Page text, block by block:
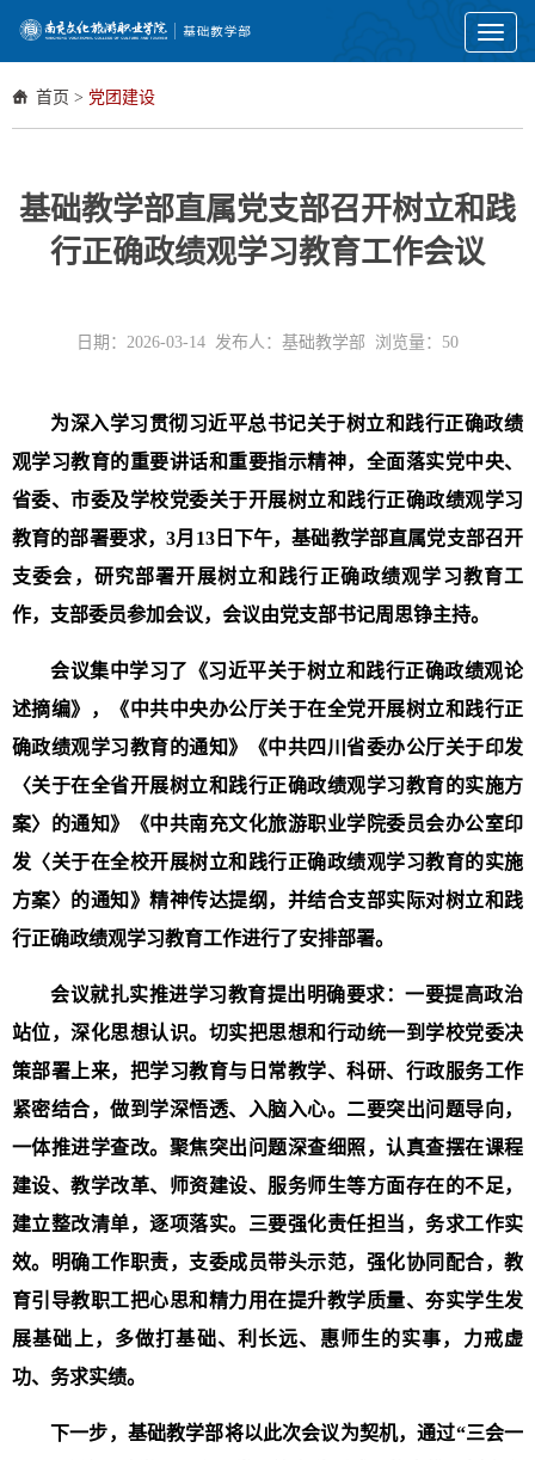
Toggle
首页 > 党团建设
基础教学部直属党支部召开树立和践
行正确政绩观学习教育工作会议
日期：2026-03-14 发布人：基础教学部 浏览量： 50
为深入学习贯彻习近平总书记关于树立和践行正确政绩
观学习教育的重要讲话和重要指示精神，全面落实党中央、
省委、市委及学校党委关于开展树立和践行正确政绩观学习
教育的部署要求，3月13日 下午，基础教学部直属党支部召开
支委会 ，研究部署开展树立和践行正确政绩观学习教育工
作，支部委员参加会议，会议由党支部书记周思铮主持。
会议集中学习了《习近平关于树立和践行正确政绩观论
述摘编》，《中共中央办公厅关于在全党开展树立和践行正
确政绩观学习教育的通知》《中共四川省委办公厅关于印发
〈关于在全省开展树立和践行正确政绩观学习教育的实施方
案〉的通知》《中共南充文化旅游职业学院委员会办公室印
发〈关于在全校开展树立和践行正确政绩观学习教育的实施
方案〉的通知》精神传达提纲，并结合支部实际对树立和践
行正确政绩观学习教育工作进行了安排部署。
会议就扎实推进学习教育提出明确要求：一要提高政治
站位，深化思想认识。切实把思想和行动统一到学校党委决
策部署上来，把学习教育与日常教学、科研、行政服务工作
紧密结合，做到学深悟透、入脑入心。二要突出问题导向，
一体推进学查改。聚焦突出问题深查细照，认真查摆在课程
建设、教学改革、师资建设、服务师生等方面存在的不足，
建立整改清单，逐项落实。三要强化责任担当，务求工作实
效。 明确工作职责，支委成员带头示范， 强化协同配合，教
育引导教职工把心思和精力用在提升教学质量、夯实学生发
展基础上，多做打基础、利长远、惠师生的实事，力戒虚
功、务求实绩。
下一步， 基础教学部将以此次会议为契机，通过“三会一